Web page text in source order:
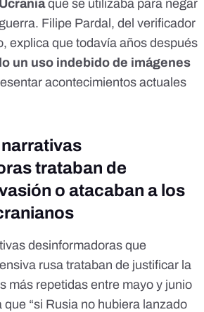
que se utilizaba para negar
Filipe Pardal, del verificador
, explica que todavía años después
un uso indebido de imágenes
acontecimientos actuales
trataban de
o atacaban a los
desinformadoras que
rusa trataban de justificar la
más repetidas entre mayo y junio
“si Rusia no hubiera lanzado